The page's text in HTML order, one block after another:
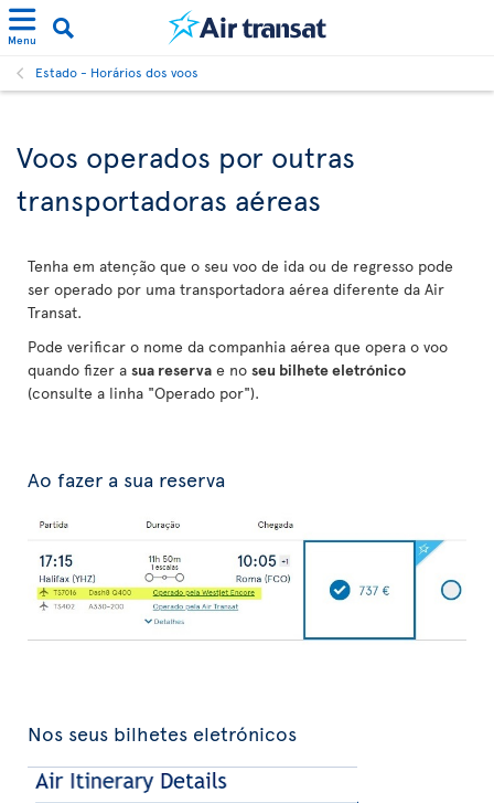
Menu
Estado - Horários dos voos
Voos operados por outras
transportadoras aéreas
Tenha em atenção que o seu voo de ida ou de regresso pode
ser operado por uma transportadora aérea diferente da Air
Transat.
Pode verificar o nome da companhia aérea que opera o voo
quando fizer a sua reserva e no seu bilhete eletrónico
(consulte a linha "Operado por").
Ao fazer a sua reserva
Nos seus bilhetes eletrónicos